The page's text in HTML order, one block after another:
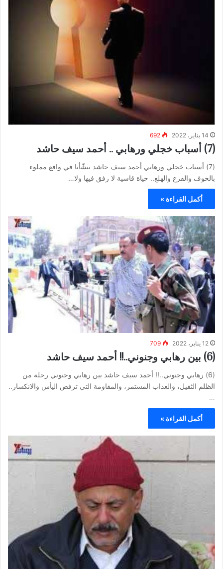
14 يناير، 2022 692
(7) أسباب خجلي ورهابي .. أحمد سيف حاشد
(7) أسباب خجلي ورهابي أحمد سيف حاشد تنشّأنا في واقع مملوء
بالخوف والفزع والهلع.. حياة قاسية لا رفق فيها ولا…
أكمل القراءة »
12 يناير، 2022 709
(6) بين رهابي وجنوني..!! أحمد سيف حاشد
(6) رهابي وجنوني..!! أحمد سيف حاشد بين رهابي وجنوني رحلة من
الظلم الثقيل، والعذاب المستمر، والمقاومة التي ترفض اليأس والانكسار..
…
أكمل القراءة »